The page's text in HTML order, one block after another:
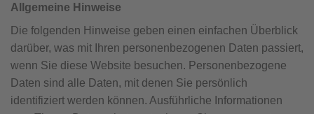
Allgemeine Hinweise
Die folgenden Hinweise geben einen einfachen Überblick
darüber, was mit Ihren personenbezogenen Daten passiert,
wenn Sie diese Website besuchen. Personenbezogene
Daten sind alle Daten, mit denen Sie persönlich
identifiziert werden können. Ausführliche Informationen